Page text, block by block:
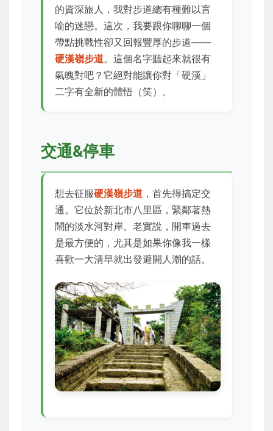
的資深旅人，我對步道總有種難以言
喻的迷戀。這次，我要跟你聊聊一個
帶點挑戰性卻又回報豐厚的步道——
硬漢嶺步道。這個名字聽起來就很有
氣魄對吧？它絕對能讓你對「硬漢」
二字有全新的體悟（笑）。
交通&停車
想去征服硬漢嶺步道 ，首先得搞定交
通。它位於新北市八里區，緊鄰著熱
鬧的淡水河對岸。老實說，開車過去
是最方便的，尤其是如果你像我一樣
喜歡一大清早就出發避開人潮的話。